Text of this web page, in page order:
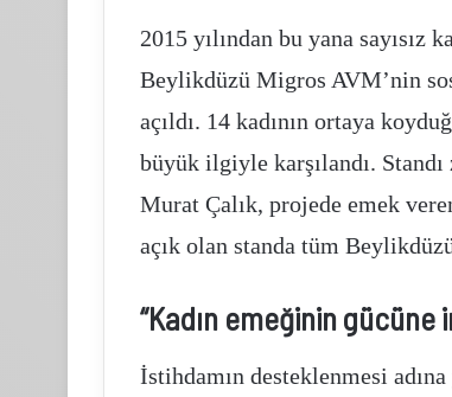
2015 yılından bu yana sayısız
Beylikdüzü Migros AVM’nin
açıldı. 14 kadının ortaya
büyük ilgiyle karşılandı.
Murat Çalık, projede emek
açık olan standa tüm
“Kadın emeğinin gücüne
İstihdamın desteklenmesi